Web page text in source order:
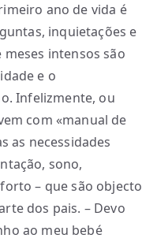
ano de vida é
inquietações e
intensos são
e o
Infelizmente, ou
com «manual de
as necessidades
sono,
– que são objecto
dos pais. – Devo
ao meu bebé